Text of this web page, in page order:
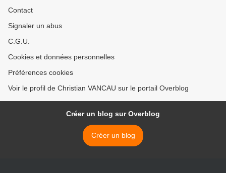
Contact
Signaler un abus
C.G.U.
Cookies et données personnelles
Préférences cookies
Voir le profil de Christian VANCAU sur le portail Overblog
Créer un blog sur Overblog
Créer un blog